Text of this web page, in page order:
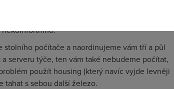
dobu potrvá. A že nejde jen o úřední
Tak to zase prrr! Čtečky už dnes prakticky nic
nekomfortního.
počítače a naordinujeme vám tří a půl
serveru týče, ten vám také nebudeme počítat,
použít housing (který navíc vyjde levněji
tahat s sebou další železo.